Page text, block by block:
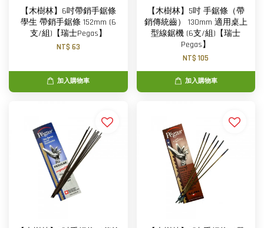
【木樹林】6吋帶銷手鋸條
學生 帶銷手鋸條 152mm (6
支/組)【瑞士Pegas】
NT$ 63
加入購物車
【木樹林】5吋 手鋸條（帶
銷傳統齒） 130mm 適用桌上
型線鋸機 (6支/組)【瑞士
Pegas】
NT$ 105
加入購物車